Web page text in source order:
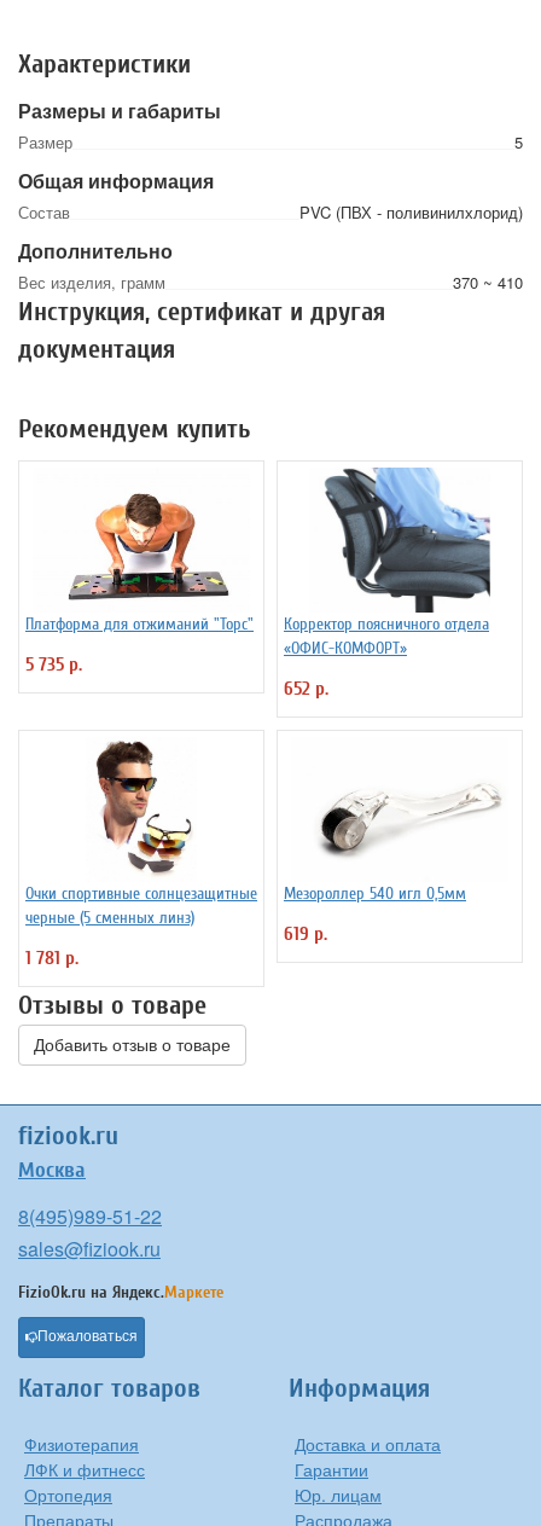
Характеристики
Размеры и габариты
Размер 5
Общая информация
Состав PVC (ПВХ - поливинилхлорид)
Дополнительно
Вес изделия, грамм 370 ~ 410
Инструкция, сертификат и другая
документация
Рекомендуем купить
Платформа для отжиманий "Торс"
5 735 р.
Корректор поясничного отдела
«ОФИС-КОМФОРТ»
652 р.
Очки спортивные солнцезащитные
черные (5 сменных линз)
1 781 р.
Мезороллер 540 игл 0,5мм
619 р.
Отзывы о товаре
Добавить отзыв о товаре
fiziook.ru
Москва
8(495)989-51-22
sales@fiziook.ru
FizioOk.ru на Яндекс.Маркете
Пожаловаться
Каталог товаров
Физиотерапия
ЛФК и фитнесс
Ортопедия
Препараты
Информация
Доставка и оплата
Гарантии
Юр. лицам
Распродажа